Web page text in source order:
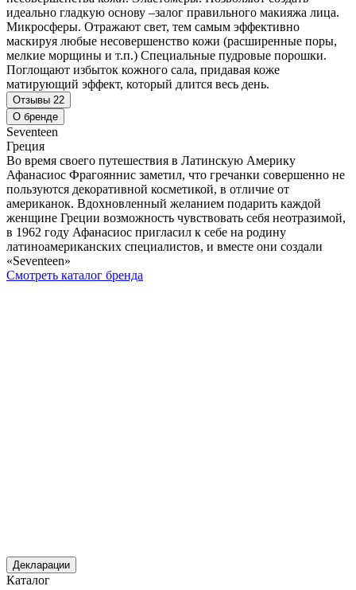
идеально гладкую основу –залог правильного макияжа лица.
Микросферы. Отражают свет, тем самым эффективно
маскируя любые несовершенство кожи (расширенные поры,
мелкие морщины и т.п.) Специальные пудровые порошки.
Поглощают избыток кожного сала, придавая коже
матирующий эффект, который длится весь день.
Отзывы 22
О бренде
Seventeen
Греция
Во время своего путешествия в Латинскую Америку
Афанасиос Фрагояннис заметил, что гречанки совершенно не
пользуются декоративной косметикой, в отличие от
американок. Вдохновленный желанием подарить каждой
женщине Греции возможность чувствовать себя неотразимой,
в 1962 году Афанасиос пригласил к себе на родину
латиноамериканских специалистов, и вместе они создали
«Seventeen»
Смотреть каталог бренда
Декларации
Каталог